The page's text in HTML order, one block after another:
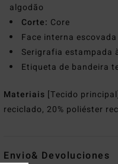
algodão
Corte: Core
Face interna escovada
Serigrafia estampada
Etiqueta de bandeira
Materiais [Tecido
reciclado, 20% poliéster
Envio& Devoluciones